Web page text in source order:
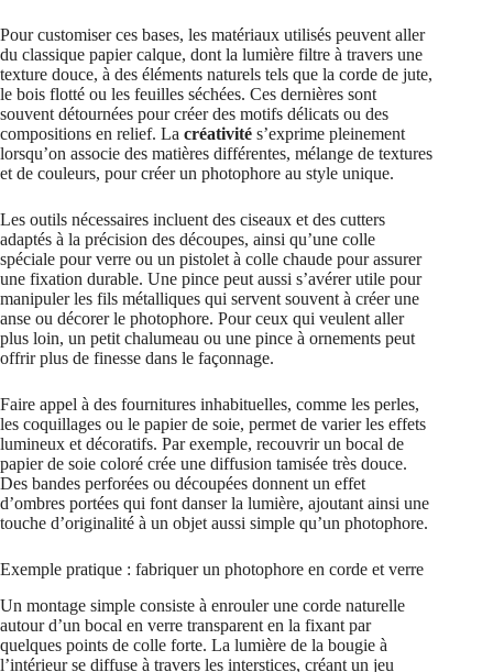
Pour customiser ces bases, les matériaux utilisés peuvent aller
du classique papier calque, dont la lumière filtre à travers une
texture douce, à des éléments naturels tels que la corde de jute,
le bois flotté ou les feuilles séchées. Ces dernières sont
souvent détournées pour créer des motifs délicats ou des
compositions en relief. La créativité s’exprime pleinement
lorsqu’on associe des matières différentes, mélange de textures
et de couleurs, pour créer un photophore au style unique.
Les outils nécessaires incluent des ciseaux et des cutters
adaptés à la précision des découpes, ainsi qu’une colle
spéciale pour verre ou un pistolet à colle chaude pour assurer
une fixation durable. Une pince peut aussi s’avérer utile pour
manipuler les fils métalliques qui servent souvent à créer une
anse ou décorer le photophore. Pour ceux qui veulent aller
plus loin, un petit chalumeau ou une pince à ornements peut
offrir plus de finesse dans le façonnage.
Faire appel à des fournitures inhabituelles, comme les perles,
les coquillages ou le papier de soie, permet de varier les effets
lumineux et décoratifs. Par exemple, recouvrir un bocal de
papier de soie coloré crée une diffusion tamisée très douce.
Des bandes perforées ou découpées donnent un effet
d’ombres portées qui font danser la lumière, ajoutant ainsi une
touche d’originalité à un objet aussi simple qu’un photophore.
Exemple pratique : fabriquer un photophore en corde et verre
Un montage simple consiste à enrouler une corde naturelle
autour d’un bocal en verre transparent en la fixant par
quelques points de colle forte. La lumière de la bougie à
l’intérieur se diffuse à travers les interstices, créant un jeu